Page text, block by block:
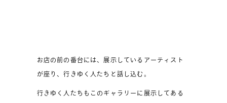
お店の前の番台には、展示しているアーティスト
が座り、行きゆく人たちと話し込む。
行きゆく人たちもこのギャラリーに展示してある